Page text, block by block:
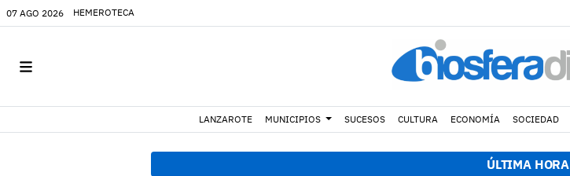
07 AGO 2026 HEMEROTECA
LANZAROTE MUNICIPIOS SUCESOS CULTURA ECONOMÍA SOCIEDAD
ÚLTIMA HORA